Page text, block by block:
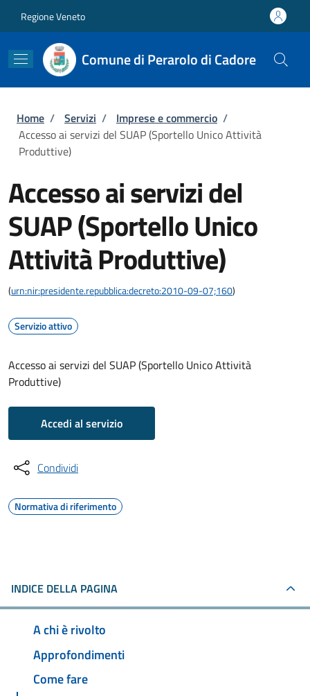
Regione Veneto
Comune di Perarolo di Cadore
Briciole di pane
Home / Servizi / Imprese e commercio /
Accesso ai servizi del SUAP (Sportello Unico Attività
Produttive)
Accesso ai servizi del
SUAP (Sportello Unico
Attività Produttive)
(urn:nir:presidente.repubblica:decreto:2010-09-07;160)
Servizio attivo
Accesso ai servizi del SUAP (Sportello Unico Attività
Produttive)
Accedi al servizio
Condividi
Normativa di riferimento
INDICE DELLA PAGINA
A chi è rivolto
Approfondimenti
Come fare